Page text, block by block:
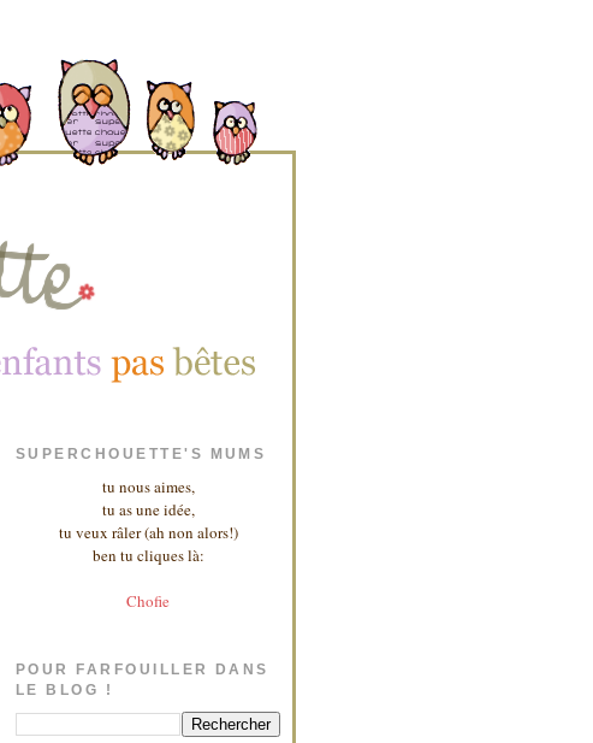
SUPERCHOUETTE'S MUMS
tu nous aimes,
tu as une idée,
tu veux râler (ah non alors!)
ben tu cliques là:
Chofie
POUR FARFOUILLER DANS
LE BLOG !